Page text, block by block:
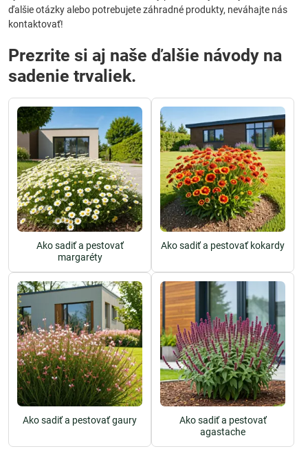
ďalšie otázky alebo potrebujete záhradné produkty, neváhajte nás
kontaktovať!
Prezrite si aj naše ďalšie návody na
sadenie trvaliek.
Ako sadiť a pestovať
margaréty
Ako sadiť a pestovať kokardy
Ako sadiť a pestovať gaury
Ako sadiť a pestovať
agastache